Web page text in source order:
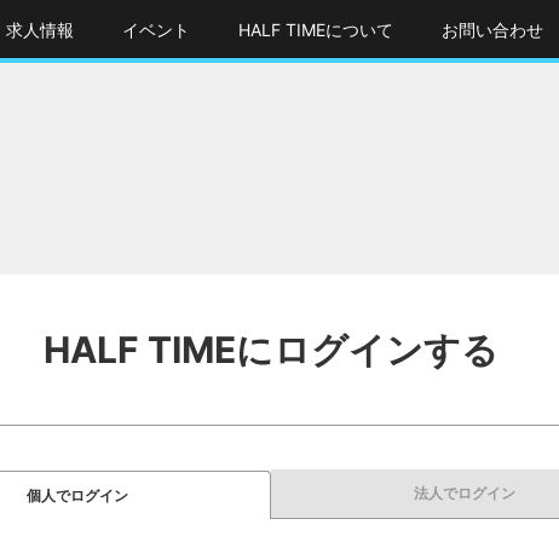
求人情報 イベント HALF TIMEについて お問い合わせ
HALF TIMEにログインする
個人でログイン 法人でログイン